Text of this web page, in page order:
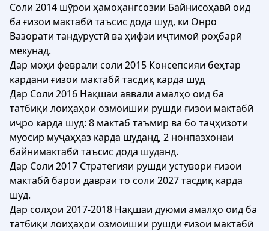
Соли 2014 шӯрои ҳамоҳангсозии Байнисоҳавӣ оид
ба ғизои мактабӣ таъсис дода шуд, ки Онро
Вазорати тандурустӣ ва ҳифзи иҷтимоӣ роҳбарӣ
мекунад.
Дар моҳи феврали соли 2015 Консепсияи беҳтар
кардани ғизои мактабӣ тасдиқ карда шуд
Дар Соли 2016 Нақшаи аввали амалҳо оид ба
татбиқи лоиҳаҳои озмоишии рушди ғизои мактабӣ
иҷро карда шуд: 8 мактаб таъмир ва бо таҷҳизоти
муосир муҷаҳҳаз карда шуданд, 2 нонпазхонаи
байнимактабӣ таъсис дода шуданд.
Дар Соли 2017 Стратегияи рушди устувори ғизои
мактабӣ барои давраи то соли 2027 тасдиқ карда
шуд.
Дар солҳои 2017-2018 Нақшаи дуюми амалҳо оид ба
татбиқи лоиҳаҳои озмоишии рушди ғизои мактабӣ